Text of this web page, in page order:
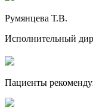
Румянцева Т.В.
Исполнительный
Пациенты